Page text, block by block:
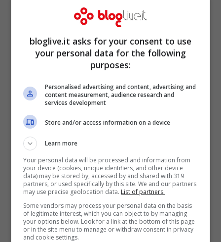
protezione di Cosa Nostra. L’inchiesta
Nicastri e l’organizzazione criminale che si
sarebbe tradotta in un’attività di
fiancheggiamento e scambi di favori
reciproci. Gli inquirenti ritengono che
l’imprenditore avrebbe trovato un partner
criminale in ogni zona dove arrivava con i
suoi investimenti, anche se non sono
venute alla luce prove così schiaccianti da
far procedere all’arresto dell’imprenditore.
bloglive.it asks for your consent to use
your personal data for the following
purposes:
Personalised advertising and content, advertising and
content measurement, audience research and
services development
Store and/or access information on a device
Learn more
Your personal data will be processed and information from
your device (cookies, unique identifiers, and other device
data) may be stored by, accessed by and shared with 319
partners, or used specifically by this site. We and our partners
may use precise geolocation data. List of partners.
Some vendors may process your personal data on the basis
of legitimate interest, which you can object to by managing
your options below. Look for a link at the bottom of this page
or in the site menu to manage or withdraw consent in privacy
and cookie settings.